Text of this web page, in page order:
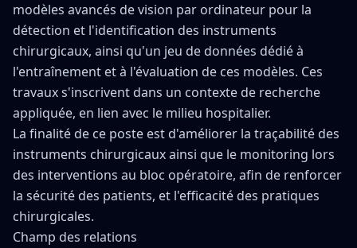
modèles avancés de vision par ordinateur pour la
détection et l'identification des instruments
chirurgicaux, ainsi qu'un jeu de données dédié à
l'entraînement et à l'évaluation de ces modèles. Ces
travaux s'inscrivent dans un contexte de recherche
appliquée, en lien avec le milieu hospitalier.
La finalité de ce poste est d'améliorer la traçabilité des
instruments chirurgicaux ainsi que le monitoring lors
des interventions au bloc opératoire, afin de renforcer
la sécurité des patients, et l'efficacité des pratiques
chirurgicales.
Champ des relations